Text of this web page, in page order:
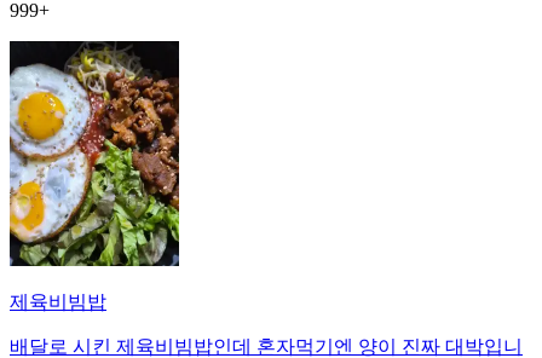
999+
제육비빔밥
배달로 시킨 제육비빔밥인데 혼자먹기엔 양이 진짜 대박입니